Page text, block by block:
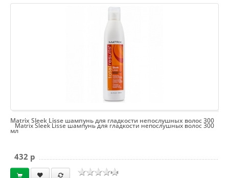
Matrix Sleek Lisse шампунь для гладкости непослушных волос 300
мл
Matrix Sleek Lisse шампунь для гладкости непослушных волос 300
мл
432 p